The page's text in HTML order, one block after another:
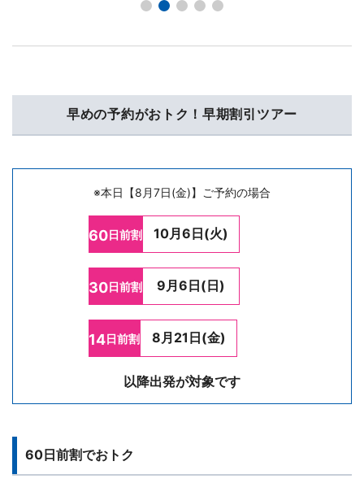
早めの予約がおトク！早期割引ツアー
※本日【8月7日(金)】ご予約の場合
60日前割 10月6日(火)
30日前割 9月6日(日)
14日前割 8月21日(金)
以降出発が対象です
60日前割でおトク